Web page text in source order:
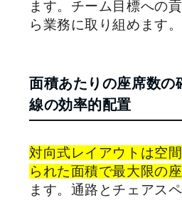
ます。チーム目標への
ら業務に取り組めます。
面積あたりの座席数の
線の効率的配置
対向式レイアウトは空
られた面積で最大限の
ます。通路とチェアス